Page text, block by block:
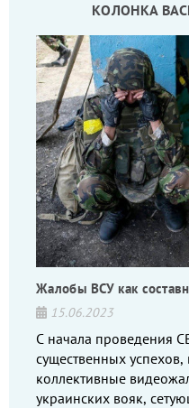
КОЛОНКА
Жалобы ВСУ как
15.06.2023
С начала проведения
существенных
коллективные
украинских вояк,